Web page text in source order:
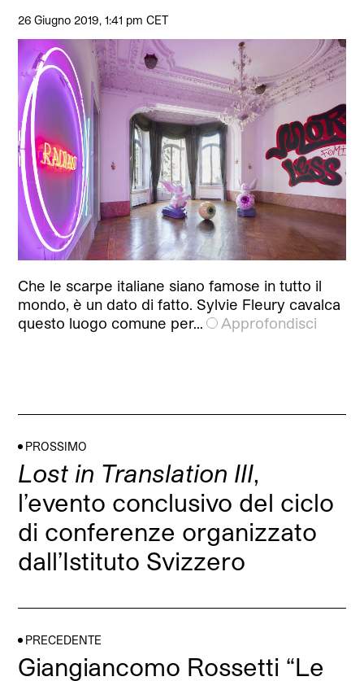
26 Giugno 2019, 1:41 pm CET
Che le scarpe italiane siano famose in tutto il
mondo, è un dato di fatto. Sylvie Fleury cavalca
questo luogo comune per…
Approfondisci
PROSSIMO
Lost in Translation III,
l’evento conclusivo del ciclo
di conferenze organizzato
dall’Istituto Svizzero
PRECEDENTE
Giangiancomo Rossetti “Le